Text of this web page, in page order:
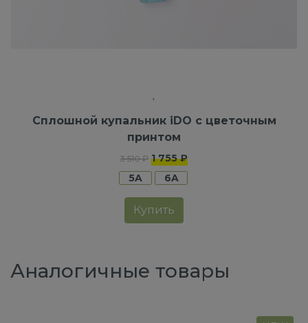
Сплошной купальник iDO с цветочным
принтом
3 510 ₽ 1 755 ₽
5A
6A
Купить
Аналогичные товары